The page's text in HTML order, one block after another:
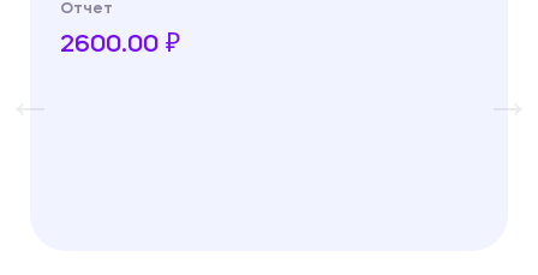
Отчет
2600.00 ₽